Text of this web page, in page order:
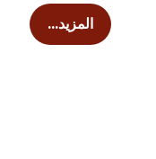
المزيد...